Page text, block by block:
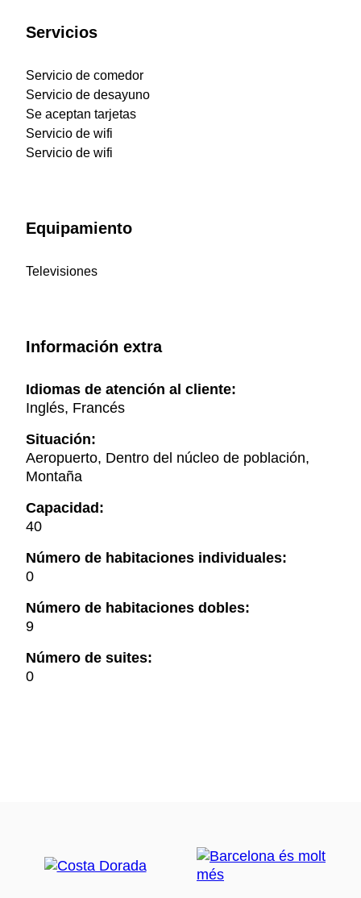
Servicios
Servicio de comedor
Servicio de desayuno
Se aceptan tarjetas
Servicio de wifi
Servicio de wifi
Equipamiento
Televisiones
Información extra
Idiomas de atención al cliente:
Inglés, Francés
Situación:
Aeropuerto, Dentro del núcleo de población,
Montaña
Capacidad:
40
Número de habitaciones individuales:
0
Número de habitaciones dobles:
9
Número de suites:
0